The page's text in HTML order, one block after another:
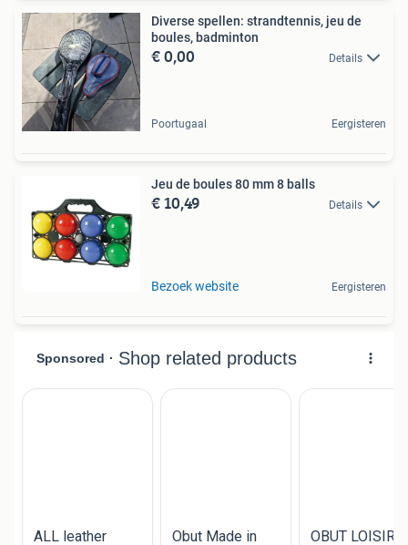
Diverse spellen: strandtennis, jeu de
boules, badminton
€ 0,00 Details
Poortugaal Eergisteren
Jeu de boules 80 mm 8 balls
€ 10,49 Details
Bezoek website Eergisteren